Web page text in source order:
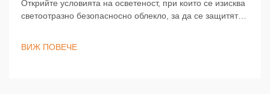
Открийте условията на осветеност, при които се изисква
светоотразно безопасносно облекло, за да се защитят
ВИЖ ПОВЕЧЕ